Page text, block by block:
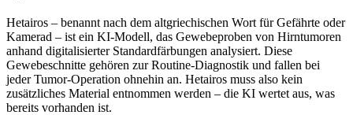
Hetairos – benannt nach dem altgriechischen Wort für Gefährte oder
Kamerad – ist ein KI-Modell, das Gewebeproben von Hirntumoren
anhand digitalisierter Standardfärbungen analysiert. Diese
Gewebeschnitte gehören zur Routine-Diagnostik und fallen bei
jeder Tumor-Operation ohnehin an. Hetairos muss also kein
zusätzliches Material entnommen werden – die KI wertet aus, was
bereits vorhanden ist.